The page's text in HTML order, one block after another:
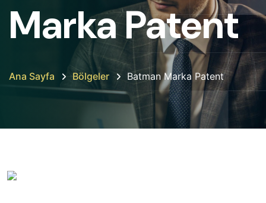
Marka Patent
Ana Sayfa Bölgeler Batman Marka Patent